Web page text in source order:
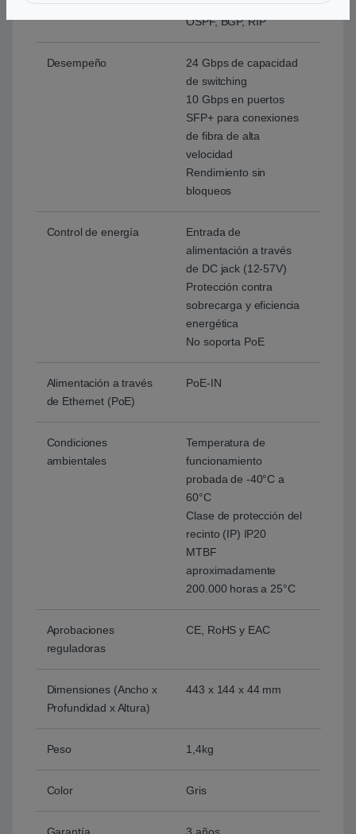
IGMP Snooping, PIM,
OSPF, BGP, RIP
Desempeño
24 Gbps de capacidad
de switching
10 Gbps en puertos
SFP+ para conexiones
de fibra de alta
velocidad
Rendimiento sin
bloqueos
Control de energía
Entrada de
alimentación a través
de DC jack (12-57V)
Protección contra
sobrecarga y eficiencia
energética
No soporta PoE
Alimentación a través
de Ethernet (PoE)
PoE-IN
Condiciones
ambientales
Temperatura de
funcionamiento
probada de -40°C a
60°C
Clase de protección del
recinto (IP) IP20
MTBF
aproximadamente
200.000 horas a 25°C
Aprobaciones
reguladoras
CE, RoHS y EAC
Dimensiones (Ancho x
Profundidad x Altura)
443 x 144 x 44 mm
Peso 1,4kg
Color Gris